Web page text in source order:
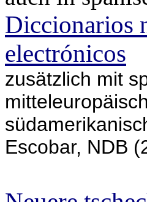
Diccionarios
electrónicos
zusätzlich mit
Escobar, NDB